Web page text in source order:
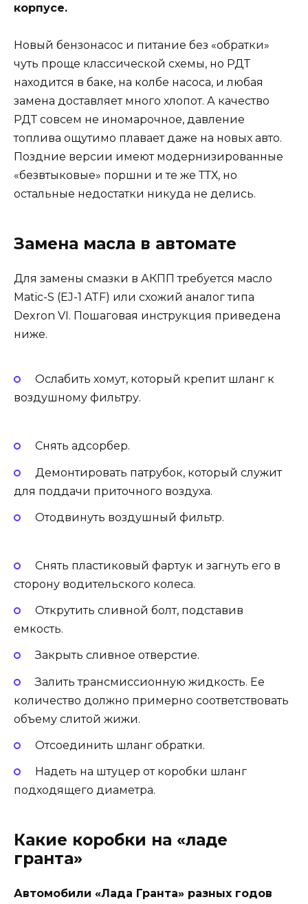
корпусе.
Новый бензонасос и питание без «обратки»
чуть проще классической схемы, но РДТ
находится в баке, на колбе насоса, и любая
замена доставляет много хлопот. А качество
РДТ совсем не иномарочное, давление
топлива ощутимо плавает даже на новых авто.
Поздние версии имеют модернизированные
«безвтыковые» поршни и те же ТТХ, но
остальные недостатки никуда не делись.
Замена масла в автомате
Для замены смазки в АКПП требуется масло
Matic-S (EJ-1 ATF) или схожий аналог типа
Dexron VI. Пошаговая инструкция приведена
ниже.
Ослабить хомут, который крепит шланг к
воздушному фильтру.
Снять адсорбер.
Демонтировать патрубок, который служит
для поддачи приточного воздуха.
Отодвинуть воздушный фильтр.
Снять пластиковый фартук и загнуть его в
сторону водительского колеса.
Открутить сливной болт, подставив
емкость.
Закрыть сливное отверстие.
Залить трансмиссионную жидкость. Ее
количество должно примерно соответствовать
объему слитой жижи.
Отсоединить шланг обратки.
Надеть на штуцер от коробки шланг
подходящего диаметра.
Какие коробки на «ладе
гранта»
Автомобили «Лада Гранта» разных годов